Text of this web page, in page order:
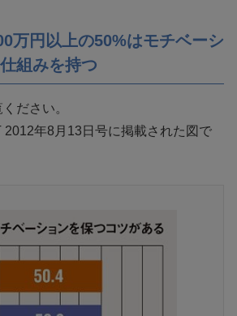
万円以上の50%はモチベーシ
組みを持つ
ださい。
2012年8月13日号に掲載された図で